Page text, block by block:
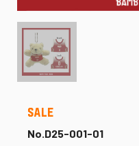
No.D25-001-01